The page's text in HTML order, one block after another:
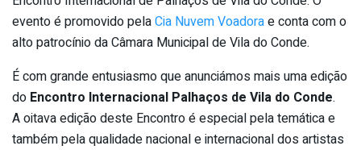
evento é promovido pelaCia Nuvem Voadorae conta com o
alto patrocínio da Câmara Municipal de Vila do Conde.
É com grande entusiasmo que anunciámos mais uma edição
do Encontro Internacional Palhaços de Vila do Conde.
A oitava edição deste Encontro é especial pela temática e
também pela qualidade nacional e internacional dos artistas